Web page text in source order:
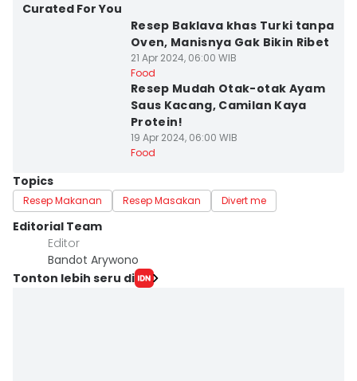
Curated For You
Resep Baklava khas Turki tanpa
Oven, Manisnya Gak Bikin Ribet
21 Apr 2024, 06:00 WIB
Food
Resep Mudah Otak-otak Ayam
Saus Kacang, Camilan Kaya
Protein!
19 Apr 2024, 06:00 WIB
Food
Topics
Resep Makanan Resep Masakan Divert me
Editorial Team
Editor
Bandot Arywono
Tonton lebih seru di